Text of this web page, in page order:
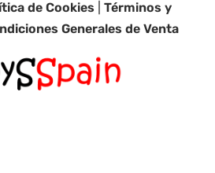
de Cookies |Términos y
Generales de Venta